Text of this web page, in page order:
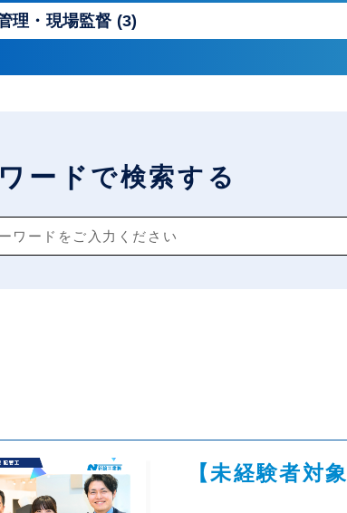
理・現場監督 (3)
ード で検索する
【未経験者対